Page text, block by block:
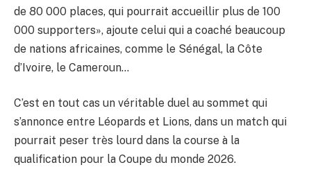
de 80 000 places, qui pourrait accueillir plus de 100
000 supporters», ajoute celui qui a coaché beaucoup
de nations africaines, comme le Sénégal, la Côte
d’Ivoire, le Cameroun…
C’est en tout cas un véritable duel au sommet qui
s’annonce entre Léopards et Lions, dans un match qui
pourrait peser très lourd dans la course à la
qualification pour la Coupe du monde 2026.